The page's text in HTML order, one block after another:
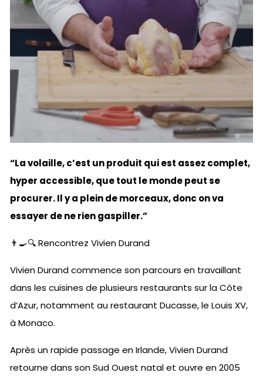
“La volaille, c’est un produit qui est assez complet,
hyper accessible, que tout le monde peut se
procurer. Il y a plein de morceaux, donc on va
essayer de ne rien gaspiller.”
👨‍🍳🔍 Rencontrez Vivien Durand
Vivien Durand commence son parcours en travaillant
dans les cuisines de plusieurs restaurants sur la Côte
d’Azur, notamment au restaurant Ducasse, le Louis XV,
à Monaco.
Après un rapide passage en Irlande, Vivien Durand
retourne dans son Sud Ouest natal et ouvre en 2005